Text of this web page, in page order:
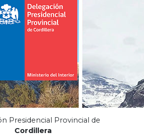
Presidencial Provincial de
Cordillera